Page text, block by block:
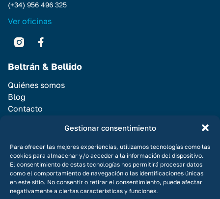
Gestionar consentimiento
Para ofrecer las mejores experiencias, utilizamos tecnologías como las
cookies para almacenar y/o acceder a la información del dispositivo.
El consentimiento de estas tecnologías nos permitirá procesar datos
como el comportamiento de navegación o las identificaciones únicas
en este sitio. No consentir o retirar el consentimiento, puede afectar
negativamente a ciertas características y funciones.
(+34) 956 496 325
Ver oficinas
Beltrán & Bellido
Quiénes somos
Blog
Contacto
Vender Casa
Alquilar casa
Promociones